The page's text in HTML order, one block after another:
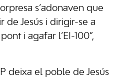
s’adonaven que
de Jesús i dirigir-se a
i agafar l’EI-100”,
deixa el poble de Jesús